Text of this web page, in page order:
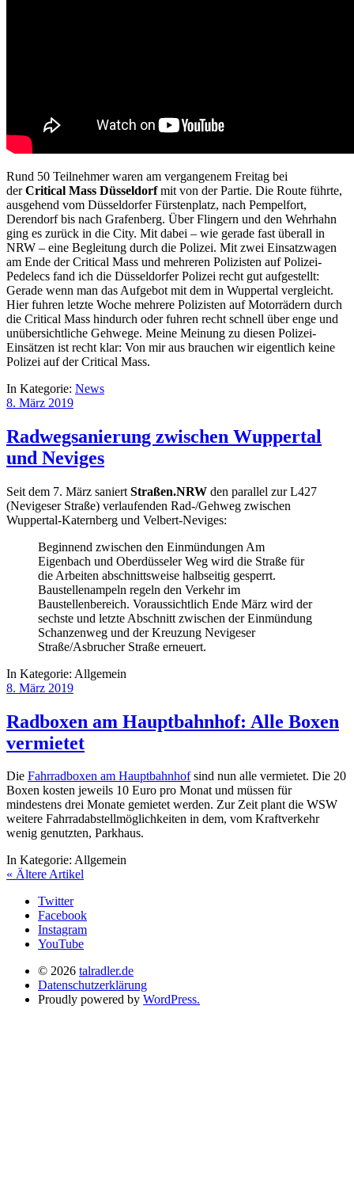
Rund 50 Teilnehmer waren am vergangenem Freitag bei
derCritical Mass Düsseldorfmit von der Partie. Die Route führte,
ausgehend vom Düsseldorfer Fürstenplatz, nach Pempelfort,
Derendorf bis nach Grafenberg. Über Flingern und den Wehrhahn
ging es zurück in die City. Mit dabei – wie gerade fast überall in
NRW – eine Begleitung durch die Polizei. Mit zwei Einsatzwagen
am Ende der Critical Mass und mehreren Polizisten auf Polizei-
Pedelecs fand ich die Düsseldorfer Polizei recht gut aufgestellt:
Gerade wenn man das Aufgebot mit dem in Wuppertal vergleicht.
Hier fuhren letzte Woche mehrere Polizisten auf Motorrädern durch
die Critical Mass hindurch oder fuhren recht schnell über enge und
unübersichtliche Gehwege. Meine Meinung zu diesen Polizei-
Einsätzen ist recht klar: Von mir aus brauchen wir eigentlich keine
Polizei auf der Critical Mass.
In Kategorie: News
8. März 2019
Radwegsanierung zwischen Wuppertal
und Neviges
Seit dem 7. März saniert Straßen.NRW den parallel zur L427
(Nevigeser Straße) verlaufenden Rad-/Gehweg zwischen
Wuppertal-Katernberg und Velbert-Neviges:
Beginnend zwischen den Einmündungen Am
Eigenbach und Oberdüsseler Weg wird die Straße für
die Arbeiten abschnittsweise halbseitig gesperrt.
Baustellenampeln regeln den Verkehr im
Baustellenbereich. Voraussichtlich Ende März wird der
sechste und letzte Abschnitt zwischen der Einmündung
Schanzenweg und der Kreuzung Nevigeser
Straße/Asbrucher Straße erneuert.
In Kategorie: Allgemein
8. März 2019
Radboxen am Hauptbahnhof: Alle Boxen
vermietet
Die Fahrradboxen am Hauptbahnhofsind nun alle vermietet. Die 20
Boxen kosten jeweils 10 Euro pro Monat und müssen für
mindestens drei Monate gemietet werden. Zur Zeit plant die WSW
weitere Fahrradabstellmöglichkeiten in dem, vom Kraftverkehr
wenig genutzten, Parkhaus.
In Kategorie: Allgemein
« Ältere Artikel
Twitter
Facebook
Instagram
YouTube
© 2026 talradler.de
Datenschutzerklärung
Proudly powered by WordPress.